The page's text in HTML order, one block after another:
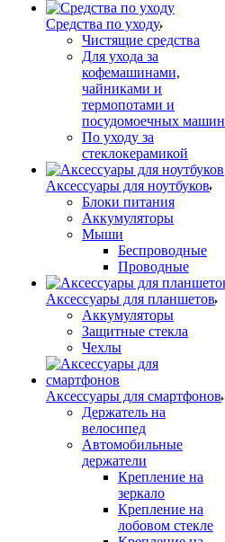
Средства по уходу
Чистящие средства
Для ухода за
кофемашинами,
чайниками и
термопотами и
посудомоечных машин
По уходу за
стеклокерамикой
Аксессуары для ноутбуков
Блоки питания
Аккумуляторы
Мыши
Беспроводные
Проводные
Аксессуары для планшетов
Аккумуляторы
Защитные стекла
Чехлы
Аксессуары для смартфонов
Держатель на
велосипед
Автомобильные
держатели
Крепление на
зеркало
Крепление на
лобовом стекле